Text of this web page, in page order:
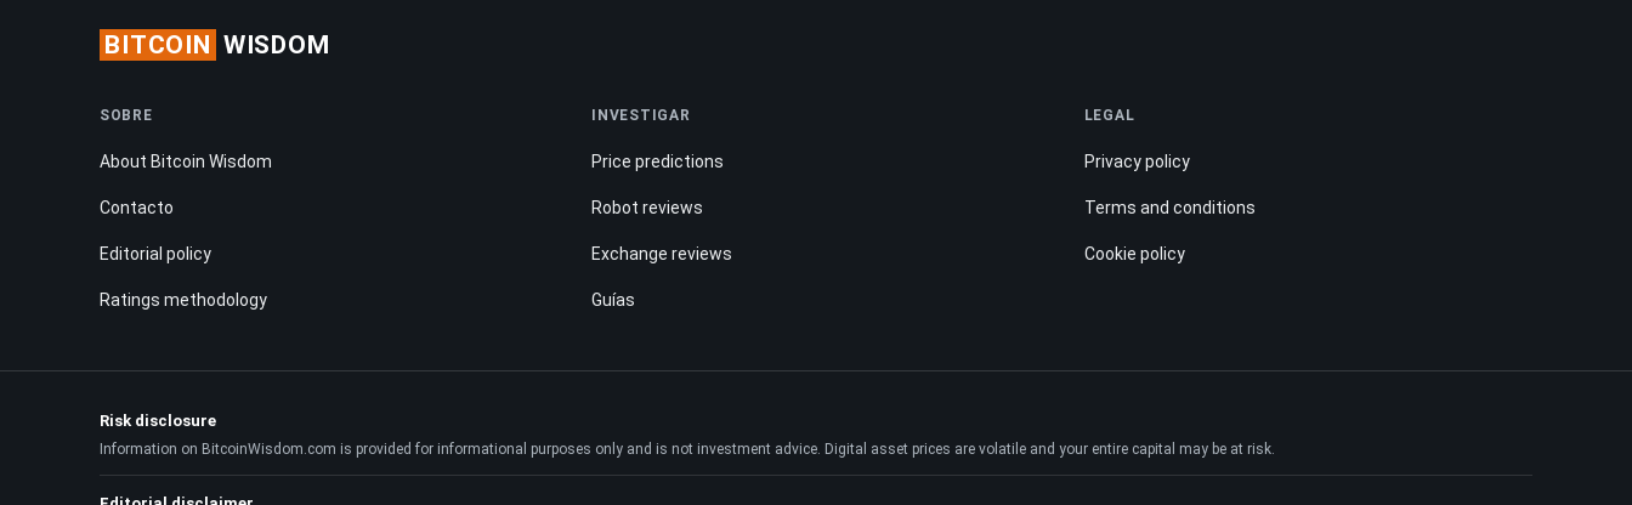
BITCOIN WISDOM
SOBRE
About Bitcoin Wisdom
Contacto
Editorial policy
Ratings methodology
INVESTIGAR
Price predictions
Robot reviews
Exchange reviews
Guías
LEGAL
Privacy policy
Terms and conditions
Cookie policy
Risk disclosure
Information on BitcoinWisdom.com is provided for informational purposes only and is not investment advice. Digital asset prices are volatile and your entire capital may be at risk.